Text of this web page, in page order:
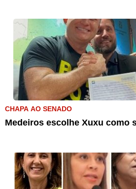
CHAPA AO SENADO
Medeiros escolhe Xuxu como